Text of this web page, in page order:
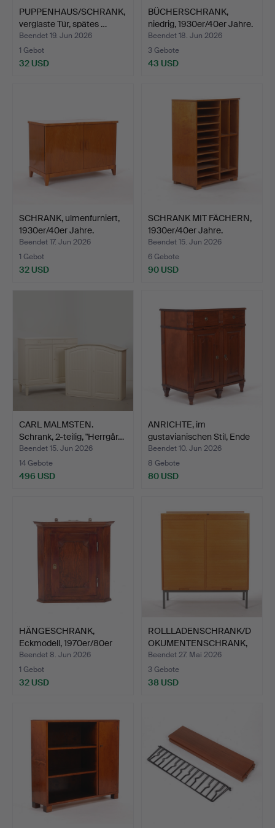
PUPPENHAUS/SCHRANK,
verglaste Tür, spätes …
Beendet 19. Jun 2026
1 Gebot
32 USD
BÜCHERSCHRANK,
niedrig, 1930er/40er Jahre.
Beendet 18. Jun 2026
3 Gebote
43 USD
SCHRANK, ulmenfurniert,
1930er/40er Jahre.
Beendet 17. Jun 2026
1 Gebot
32 USD
SCHRANK MIT FÄCHERN,
1930er/40er Jahre.
Beendet 15. Jun 2026
6 Gebote
90 USD
CARL MALMSTEN.
Schrank, 2-teilig, "Herrgår…
Beendet 15. Jun 2026
14 Gebote
496 USD
ANRICHTE, im
gustavianischen Stil, Ende
de…
Beendet 10. Jun 2026
8 Gebote
80 USD
HÄNGESCHRANK,
Eckmodell, 1970er/80er
Jahre.
Beendet 8. Jun 2026
1 Gebot
32 USD
ROLLLADENSCHRANK/D
OKUMENTENSCHRANK,
1960er…
Beendet 27. Mai 2026
3 Gebote
38 USD